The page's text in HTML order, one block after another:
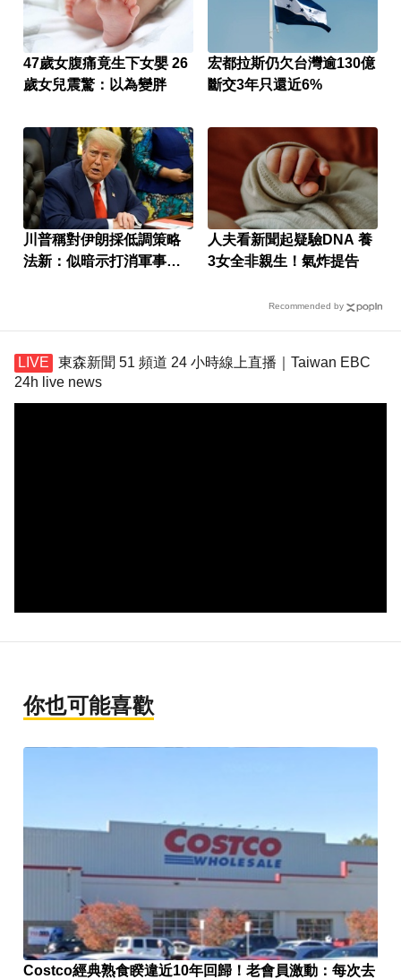
47歲女腹痛竟生下女嬰 26
歲女兒震驚：以為變胖
宏都拉斯仍欠台灣逾130億
斷交3年只還近6%
川普稱對伊朗採低調策略
法新：似暗示打消軍事打
人夫看新聞起疑驗DNA 養
3女全非親生！氣炸提告
Recommended by
東森新聞 51 頻道 24 小時線上直播｜Taiwan EBC
24h live news
你也可能喜歡
Costco經典熟食睽違近10年回歸！老會員激動：每次去